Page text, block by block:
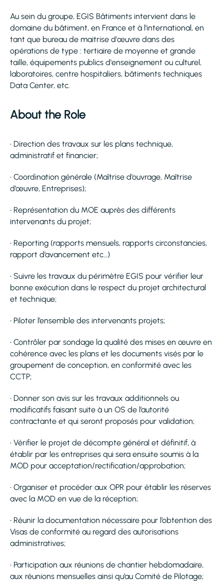
Au sein du groupe, EGIS Bâtiments intervient dans le
domaine du bâtiment, en France et à l'international, en
tant que bureau de maitrise d'œuvre dans des
opérations de type : tertiaire de moyenne et grande
taille, équipements publics d'enseignement ou culturel,
laboratoires, centre hospitaliers, bâtiments techniques
Data Center, etc.
About the Role
• Direction des travaux sur les plans technique,
administratif et financier;
• Coordination générale (Maîtrise d’ouvrage, Maîtrise
d’œuvre, Entreprises);
• Représentation du MOE auprès des différents
intervenants du projet;
• Reporting (rapports mensuels, rapports circonstancies,
rapport d’avancement etc…)
• Suivre les travaux du périmètre EGIS pour vérifier leur
bonne exécution dans le respect du projet architectural
et technique;
• Piloter l’ensemble des intervenants projets;
• Contrôler par sondage la qualité des mises en œuvre en
cohérence avec les plans et les documents visés par le
groupement de conception, en conformité avec les
CCTP;
• Donner son avis sur les travaux additionnels ou
modificatifs faisant suite à un OS de l’autorité
contractante et qui seront proposés pour validation;
• Vérifier le projet de décompte général et définitif, à
établir par les entreprises qui sera ensuite soumis à la
MOD pour acceptation/rectification/approbation;
• Organiser et procéder aux OPR pour établir les réserves
avec la MOD en vue de la réception;
• Réunir la documentation nécessaire pour l’obtention des
Visas de conformité au regard des autorisations
administratives;
• Participation aux réunions de chantier hebdomadaire,
aux réunions mensuelles ainsi qu’au Comité de Pilotage;